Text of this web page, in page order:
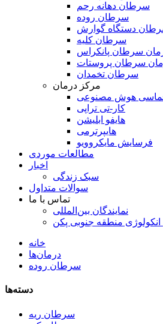
سرطان دهانه رحم
سرطان روده
دستگاه گوارش
سرطان کلیه
سرطان پانکراس
سرطان پروستات
سرطان تخمدان
مرکز درمان
هوش مصنوعی
کار-تی تراپی
هایفو ابلیشن
هایپرترمی
فرسایش مایکروویو
مطالعات موردی
اخبار
سبک زندگی
سوالات متداول
تماس با ما
نمایندگان بین‌المللی
انکولوژی منطقه جنوبی پکن
خانه
درمان‌ها
سرطان روده
دسته‌ها
سرطان ریه